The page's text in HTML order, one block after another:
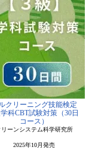
クリーニング技能検定
科CBT試験対策（30日
コース）
リーンシステム科学研究所
2025年10月発売